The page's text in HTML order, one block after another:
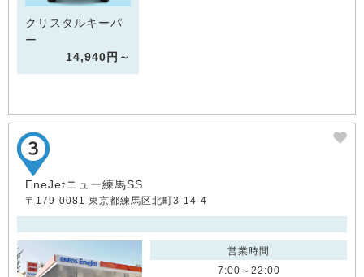
クリスタルキーパ
ー
14,940円～
EneJetニュー練馬SS
〒179-0081 東京都練馬区北町3-14-4
営業時間
7:00～22:00